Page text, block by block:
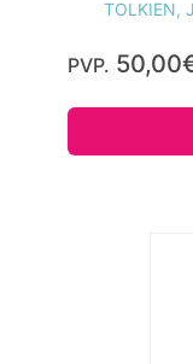
TOLKIEN,
PVP.